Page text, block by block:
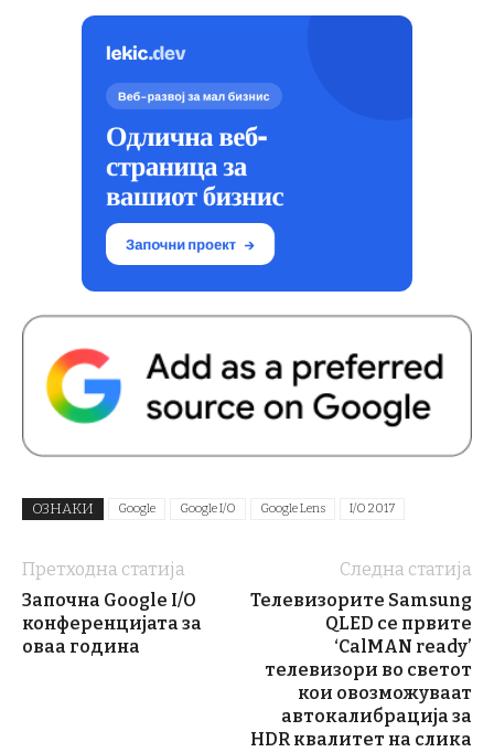
ОЗНАКИ Google Google I/O Google Lens I/O 2017
Претходна статија
Започна Google I/O
конференцијата за
оваа година
Следна статија
Телевизорите Samsung
QLED се првите
‘CalMAN ready’
телевизори во светот
кои овозможуваат
автокалибрација за
HDR квалитет на слика